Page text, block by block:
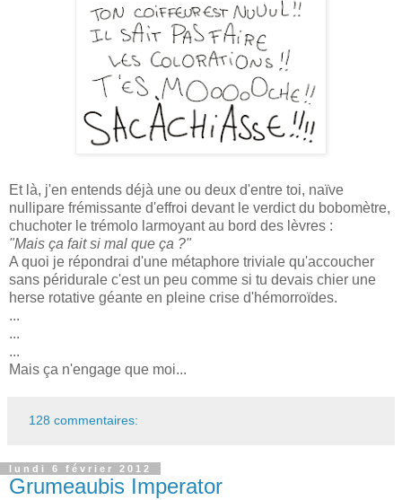
Et là, j'en entends déjà une ou deux d'entre toi, naïve
nullipare frémissante d'effroi devant le verdict du bobomètre,
chuchoter le trémolo larmoyant au bord des lèvres :
"Mais ça fait si mal que ça ?"
A quoi je répondrai d'une métaphore triviale qu'accoucher
sans péridurale c'est un peu comme si tu devais chier une
herse rotative géante en pleine crise d'hémorroïdes.
...
...
...
Mais ça n'engage que moi...
128 commentaires:
lundi 6 février 2012
Grumeaubis Imperator